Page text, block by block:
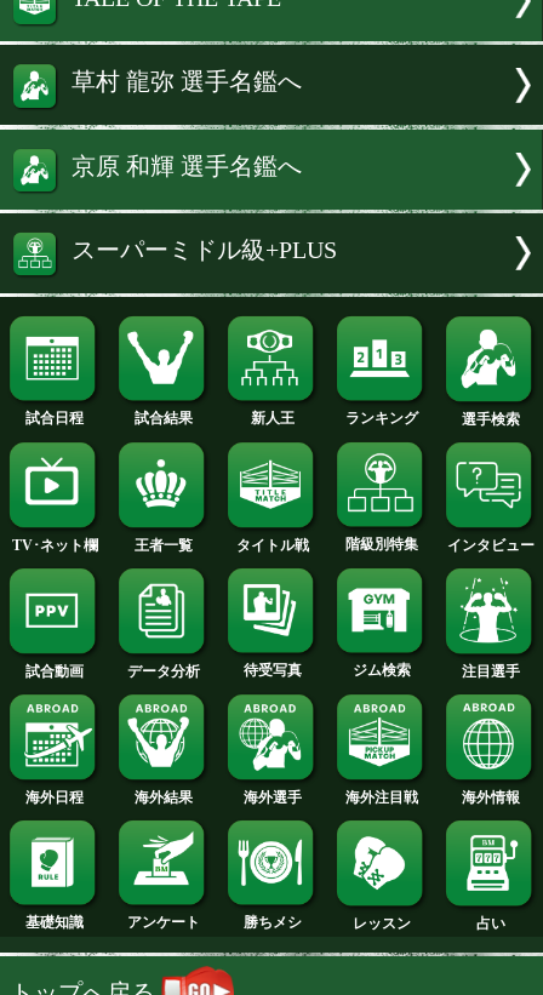
試合の模様は、動画配信サービス「
RAISE」でライブ配信される。
続きを読む
試合速報・勝ち予想結果へ
TALE OF THE TAPE
草村 龍弥 選手名鑑へ
京原 和輝 選手名鑑へ
スーパーミドル級+PLUS
試合日程 試合結果 新人王 ランキング